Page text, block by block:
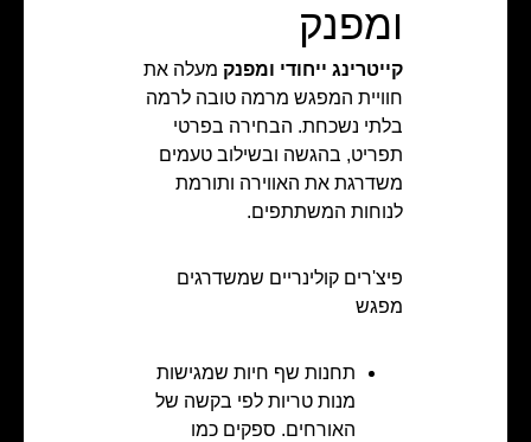
ומפנק
קייטרינג ייחודי ומפנק מעלה את
חוויית המפגש מרמה טובה לרמה
בלתי נשכחת. הבחירה בפרטי
תפריט, בהגשה ובשילוב טעמים
משדרגת את האווירה ותורמת
לנוחות המשתתפים.
פיצ'רים קולינריים שמשדרגים
מפגש
תחנות שף חיות שמגישות
מנות טריות לפי בקשה של
האורחים. ספקים כמו